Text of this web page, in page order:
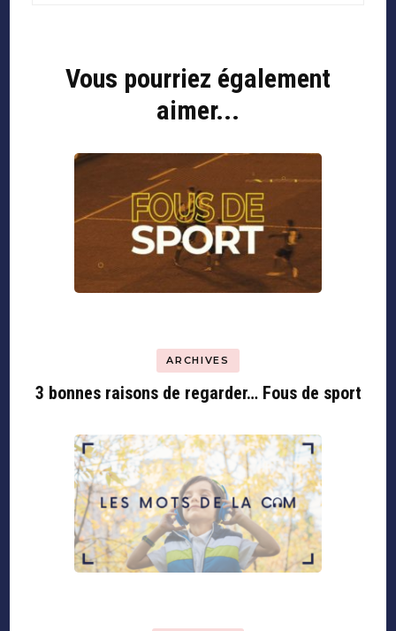
Vous pourriez également
aimer...
ARCHIVES
3 bonnes raisons de regarder… Fous de sport